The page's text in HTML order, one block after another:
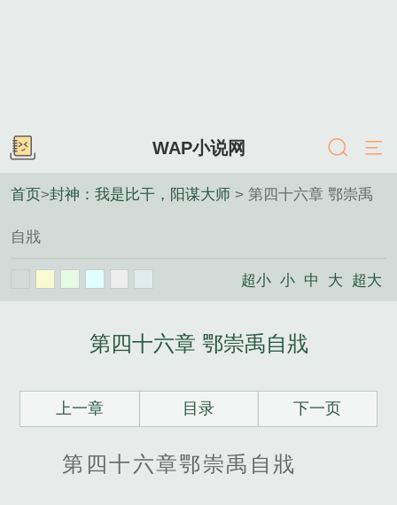
WAP小说网
首页>封神：我是比干，阳谋大师 > 第四十六章 鄂崇禹
自戕
超小 小 中 大 超大
第四十六章 鄂崇禹自戕
上一章 目录 下一页
第四十六章鄂崇禹自戕